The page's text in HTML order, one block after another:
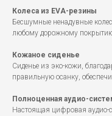
Колеса из EVA-резины
Бесшумные ненадувные
любому дорожному
Кожаное сиденье
Сиденье из эко-кожи,
правильную осанку,
Полноценная аудио-
Настоящая цифровая аудио-